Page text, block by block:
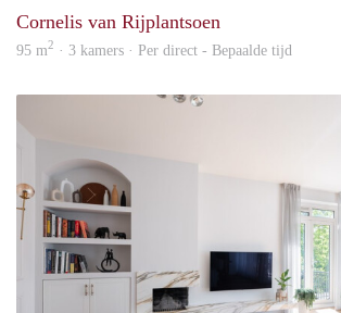
Cornelis van Rijplantsoen
95 m2 · 3 kamers · Per direct - Bepaalde tijd